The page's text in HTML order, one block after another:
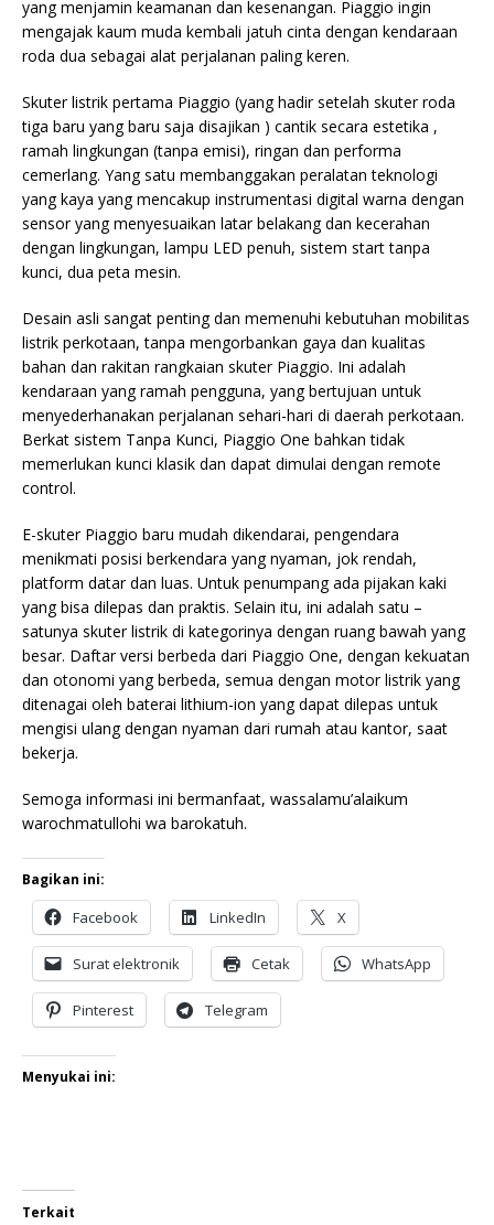
yang menjamin keamanan dan kesenangan. Piaggio ingin
mengajak kaum muda kembali jatuh cinta dengan kendaraan
roda dua sebagai alat perjalanan paling keren.
Skuter listrik pertama Piaggio (yang hadir setelah skuter roda
tiga baru yang baru saja disajikan ) cantik secara estetika ,
ramah lingkungan (tanpa emisi), ringan dan performa
cemerlang. Yang satu membanggakan peralatan teknologi
yang kaya yang mencakup instrumentasi digital warna dengan
sensor yang menyesuaikan latar belakang dan kecerahan
dengan lingkungan, lampu LED penuh, sistem start tanpa
kunci, dua peta mesin.
Desain asli sangat penting dan memenuhi kebutuhan mobilitas
listrik perkotaan, tanpa mengorbankan gaya dan kualitas
bahan dan rakitan rangkaian skuter Piaggio. Ini adalah
kendaraan yang ramah pengguna, yang bertujuan untuk
menyederhanakan perjalanan sehari-hari di daerah perkotaan.
Berkat sistem Tanpa Kunci, Piaggio One bahkan tidak
memerlukan kunci klasik dan dapat dimulai dengan remote
control.
E-skuter Piaggio baru mudah dikendarai, pengendara
menikmati posisi berkendara yang nyaman, jok rendah,
platform datar dan luas. Untuk penumpang ada pijakan kaki
yang bisa dilepas dan praktis. Selain itu, ini adalah satu –
satunya skuter listrik di kategorinya dengan ruang bawah yang
besar. Daftar versi berbeda dari Piaggio One, dengan kekuatan
dan otonomi yang berbeda, semua dengan motor listrik yang
ditenagai oleh baterai lithium-ion yang dapat dilepas untuk
mengisi ulang dengan nyaman dari rumah atau kantor, saat
bekerja.
Semoga informasi ini bermanfaat, wassalamu’alaikum
warochmatullohi wa barokatuh.
Bagikan ini:
Facebook LinkedIn X
Surat elektronik Cetak WhatsApp
Pinterest Telegram
Menyukai ini:
Terkait